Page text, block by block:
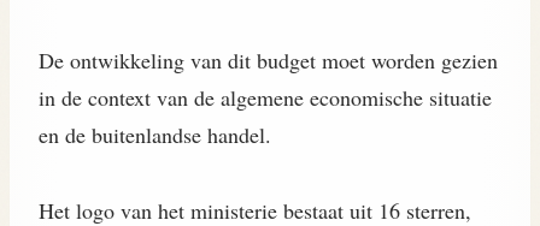
De ontwikkeling van dit budget moet worden gezien
in de context van de algemene economische situatie
en de buitenlandse handel.
Het logo van het ministerie bestaat uit 16 sterren,